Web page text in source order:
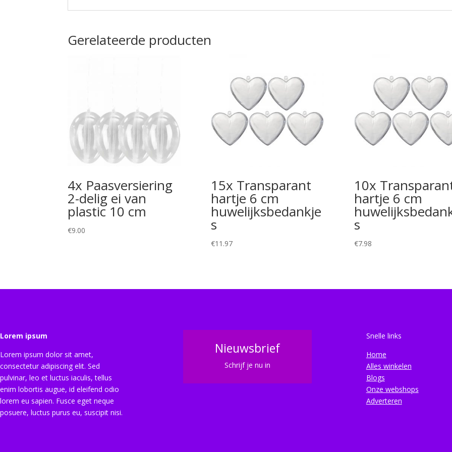
Gerelateerde producten
4x Paasversiering
2-delig ei van
plastic 10 cm
€9.00
15x Transparant
hartje 6 cm
huwelijksbedankje
s
€11.97
10x
hartje 6 cm
s
€7.98
Lorem ipsum
Lorem ipsum dolor sit amet,
consectetur adipiscing elit. Sed
pulvinar, leo et luctus iaculis, tellus
enim lobortis augue, id eleifend odio
lorem eu sapien. Fusce eget neque
posuere, luctus purus eu, suscipit nisi.
Nieuwsbrief
Schrijf je nu in
Snelle links
Home
Alles winkelen
Blogs
Onze webshops
Adverteren